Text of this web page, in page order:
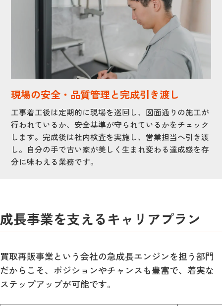
現場の安全・品質管理と完成引き渡し
工事着工後は定期的に現場を巡回し、図面通りの施工が
行われているか、安全基準が守られているかをチェック
します。完成後は社内検査を実施し、営業担当へ引き渡
し。自分の手で古い家が美しく生まれ変わる達成感を存
分に味わえる業務です。
成長事業を支えるキャリアプラン
買取再販事業という会社の急成長エンジンを担う部門
だからこそ、ポジションやチャンスも豊富で、着実な
ステップアップが可能です。